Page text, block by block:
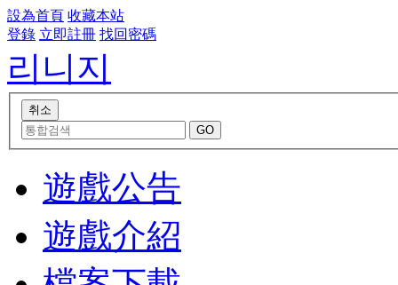
設為首頁 收藏本站
登錄 立即註冊 找回密碼
리니지
遊戲公告
遊戲介紹